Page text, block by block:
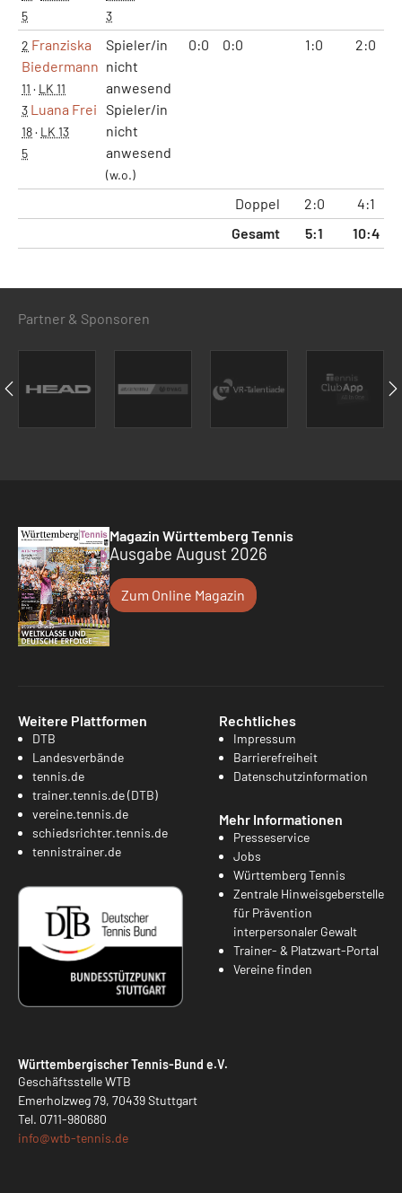
5
3
2 Franziska
Biedermann
11 · LK 11
3 Luana Frei
18· LK 13
5
Spieler/in
nicht
anwesend
Spieler/in
nicht
anwesend
(w.o.)
0:0 0:0 1:0 2:0
Doppel 2:0 4:1
Gesamt
5:1 10:4
Partner & Sponsoren
Magazin Württemberg Tennis
Ausgabe August 2026
Zum Online Magazin
Weitere Plattformen
DTB
Landesverbände
tennis.de
trainer.tennis.de (DTB)
vereine.tennis.de
schiedsrichter.tennis.de
tennistrainer.de
Rechtliches
Impressum
Barrierefreiheit
Datenschutzinformation
Mehr Informationen
Presseservice
Jobs
Württemberg Tennis
Zentrale Hinweisgeberstelle
für Prävention
interpersonaler Gewalt
Trainer- & Platzwart-Portal
Vereine finden
Württembergischer Tennis-Bund e.V.
Geschäftsstelle WTB
Emerholzweg 79, 70439 Stuttgart
Tel. 0711-980680
info@wtb-tennis.de